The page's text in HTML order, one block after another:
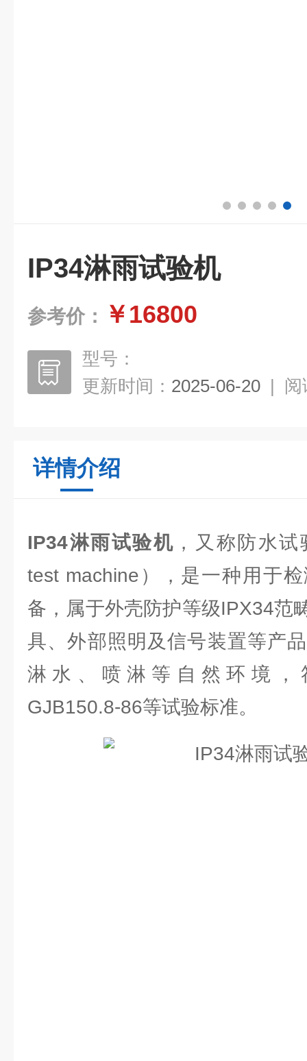
IP34淋雨试验机
参考价： ￥16800
型号：
更新时间： 2025-06-20 | 阅
详情介绍
IP34淋雨试验机 ，又称防水
test machine），是一种用于
备，属于外壳防护等级IPX34范
具、外部照明及信号装置等产
淋水、喷淋等自然环境，
GJB150.8-86等试验标准。